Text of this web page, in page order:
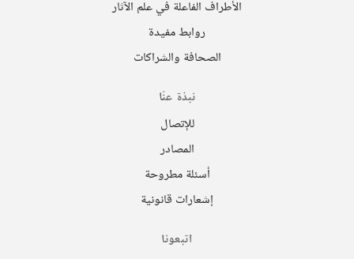
الأطراف الفاعلة في علم الآثار
روابط مفيدة
الصحافة والشراكات
نبذة عنّا
للإتصال
المصادر
أسئلة مطروحة
إشعارات قانونية
اتبعونا